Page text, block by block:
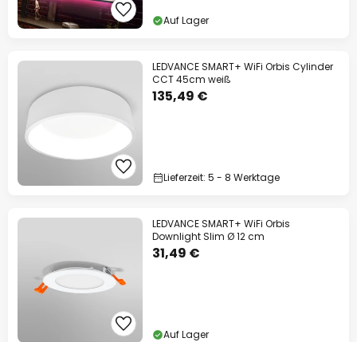
Auf Lager
LEDVANCE SMART+ WiFi Orbis Cylinder
CCT 45cm weiß
135,49 €
Lieferzeit: 5 - 8 Werktage
LEDVANCE SMART+ WiFi Orbis
Downlight Slim Ø 12 cm
31,49 €
Auf Lager